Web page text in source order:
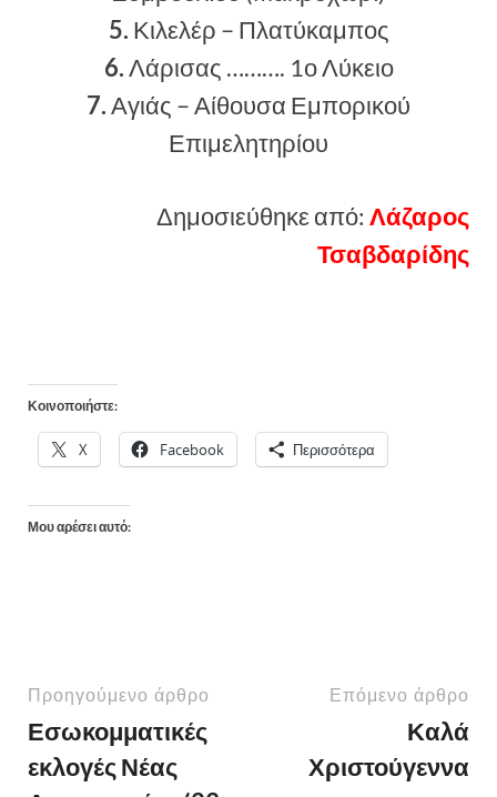
5. Κιλελέρ – Πλατύκαμπος
6.Λάρισας ………. 1ο Λύκειο
7.Αγιάς – Αίθουσα Εμπορικού
Επιμελητηρίου
Δημοσιεύθηκε από: Λάζαρος
Τσαβδαρίδης
Κοινοποιήστε:
X Facebook Περισσότερα
Μου αρέσει αυτό:
Προηγούμενο άρθρο
Εσωκομματικές
εκλογές Νέας
Επόμενο άρθρο
Καλά
Χριστούγεννα